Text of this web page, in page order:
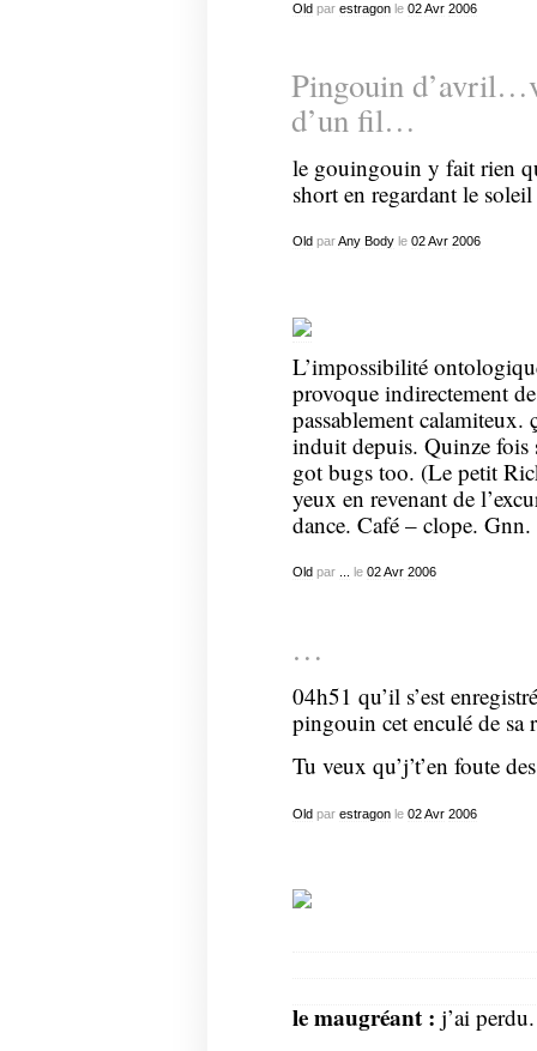
Oldpar estragonle 02 Avr 2006
Pingouin
d’un fil…
le gouingouin y fait rien
short en regardant le
OldparAny Bodyle 02 Avr 2006
L’impossibilité
provoque indirectement
passablement calamiteux.
induit depuis. Quinze fois
got bugs too. (Le petit
yeux en revenant de
dance. Café – clope. Gnn.
Old par le 02 Avr 2006
…
04h51 qu’il s’est
pingouin cet enculé de sa
Tu veux qu’j’t’en foute
Oldpar estragonle 02 Avr 2006
le maugréant : j’ai